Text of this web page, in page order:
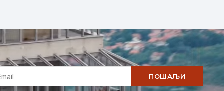
ПОШАЉИ